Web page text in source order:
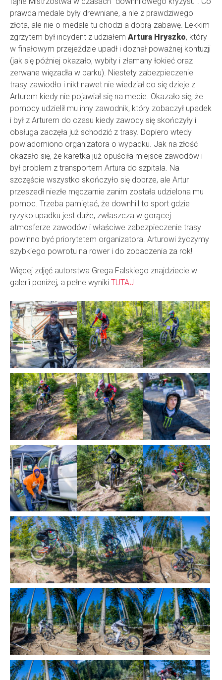
prawda medale były drewniane, a nie z prawdziwego
złota, ale nie o medale tu chodzi a dobrą zabawę. Lekkim
zgrzytem był incydent z udziałem Artura Hryszko, który
w finałowym przejeździe upadł i doznał poważnej kontuzji
(jak się później okazało, wybity i złamany łokieć oraz
zerwane więzadła w barku). Niestety zabezpieczenie
trasy zawiodło i nikt nawet nie wiedział co się dzieje z
Arturem kiedy nie pojawiał się na mecie. Okazało się, że
pomocy udzielił mu inny zawodnik, który zobaczył upadek
i był z Arturem do czasu kiedy zawody się skończyły i
obsługa zaczęła już schodzić z trasy. Dopiero wtedy
powiadomiono organizatora o wypadku. Jak na złość
okazało się, że karetka już opuściła miejsce zawodów i
był problem z transportem Artura do szpitala. Na
szczęście wszystko skończyło się dobrze, ale Artur
przeszedł niezłe męczarnie zanim została udzielona mu
pomoc. Trzeba pamiętać, że downhill to sport gdzie
ryzyko upadku jest duże, zwłaszcza w gorącej
atmosferze zawodów i właściwe zabezpieczenie trasy
powinno być priorytetem organizatora. Arturowi życzymy
szybkiego powrotu na rower i do zobaczenia za rok!
Więcej zdjęć autorstwa Grega Falskiego znajdziecie w
galerii poniżej, a pełne wyniki TUTAJ